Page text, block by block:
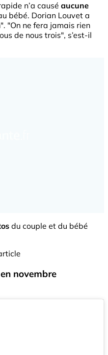
n’a causé aucune
bébé. Dorian Louvet a
"On ne fera jamais rien
de nous trois", s’est-il
du couple et du bébé
novembre